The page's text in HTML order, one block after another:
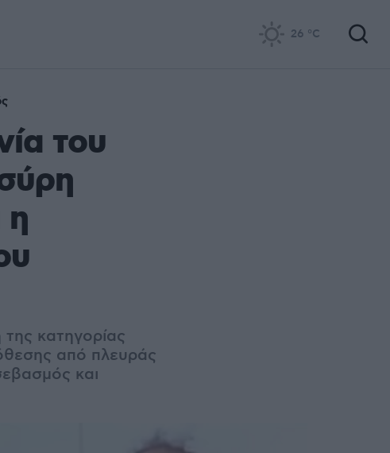
26 °C
του
η
κατηγορίας
από πλευράς
και